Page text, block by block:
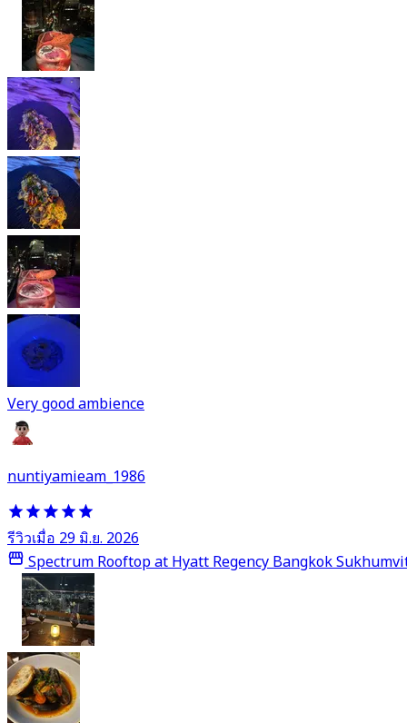
Very good ambience
nuntiyamieam_1986
รีวิวเมื่อ 29 มิ.ย. 2026
Spectrum Rooftop at Hyatt Regency Bangkok